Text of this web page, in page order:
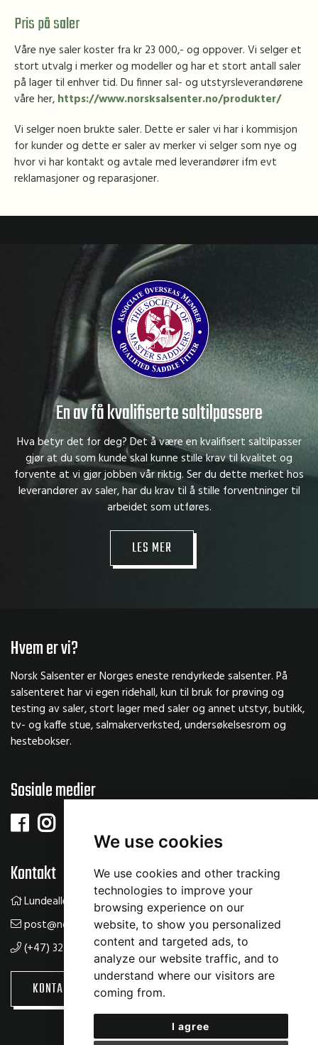
We use cookies
We use cookies and other tracking
technologies to improve your
browsing experience on our
website, to show you personalized
content and targeted ads, to
analyze our website traffic, and to
understand where our visitors are
coming from.
I agree
Pris på saler
Våre nye saler koster fra kr 23 000,- og oppover. Vi selger et
stort utvalg i merker og modeller og har et stort antall saler
på lager til enhver tid. Du finner sal- og utstyrsleverandørene
våre her, https://www.norsksalsenter.no/produkter/
Vi selger noen brukte saler. Dette er saler vi har i kommisjon
for kunder og dette er saler av merker vi selger som nye og
hvor vi har kontakt og avtale med leverandører ifm evt
reklamasjoner og reparasjoner.
En av få kvalifiserte saltilpassere
Hva betyr det for deg? Det å være en kvalifisert saltilpasser
gjør at du som kunde skal kunne stille krav til kvalitet og
forvente at vi gjør jobben vår riktig. Ser du dette merket hos
leverandører av saler, har du krav til å stille forventninger til
arbeidet som utføres.
LES MER
Hvem er vi?
Norsk Salsenter er Norges eneste rendyrkede salsenter. På
salsenteret har vi egen ridehall, kun til bruk for prøving og
testing av saler, stort lager med saler og annet utstyr, butikk,
tv- og kaffe stue, salmakerverksted, undersøkelsesrom og
hestebokser.
Sosiale medier
Kontakt
Lundealleen 61, 3534 Sokna
post@norsksalsenter.no
(+47) 32 14 22 00
KONTAKT OSS BOOKING